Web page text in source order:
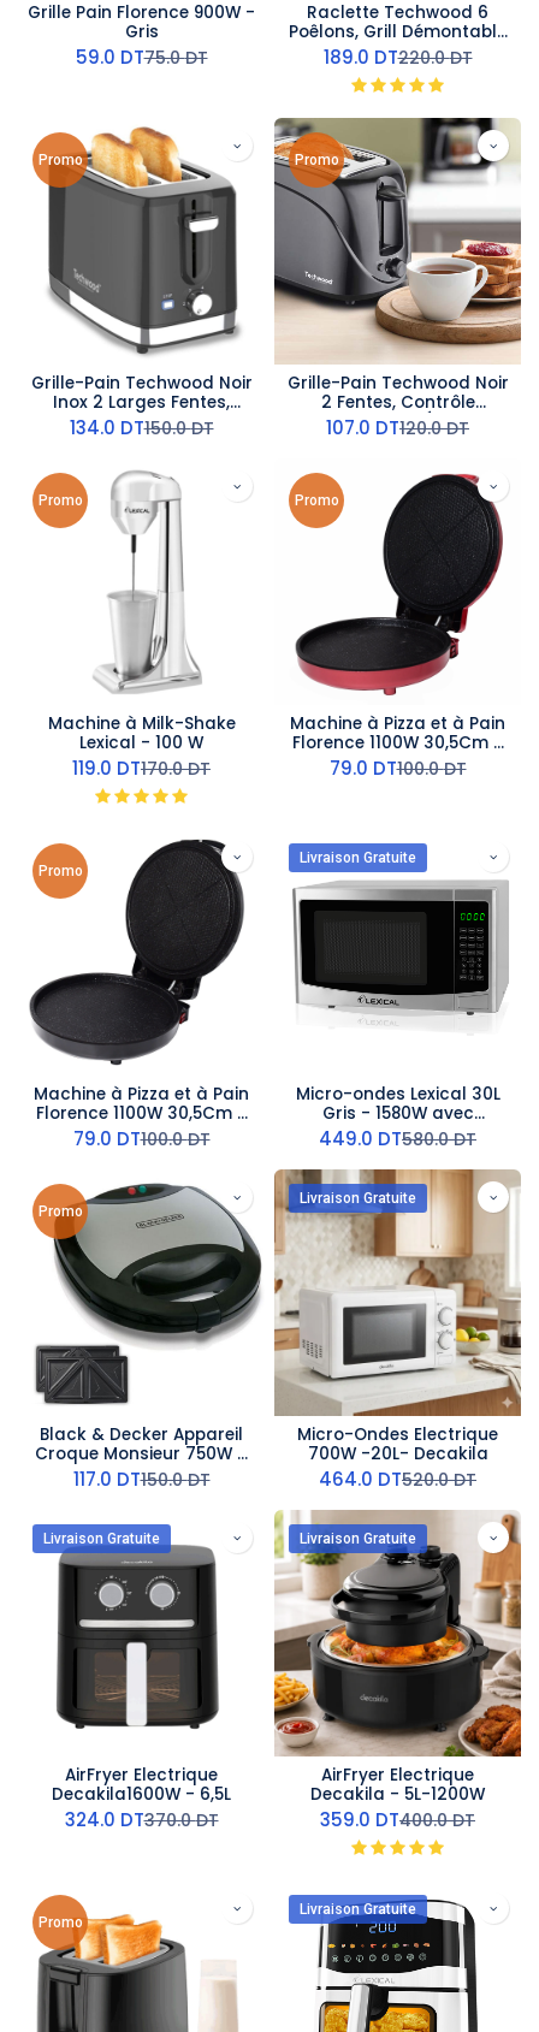
Grille Pain Florence 900W -
Gris
59.0 DT75.0DT
Raclette Techwood 6
Poêlons, Grill Démontable
& Témoin Lumineux – TRA-
64
189.0 DT220.0DT
Promo
Grille-Pain Techwood Noir
Inox 2 Larges Fentes,
Contrôle Brunissage &
Arrêt Immédiat – TGP-706
134.0 DT150.0DT
Promo
Grille-Pain Techwood Noir
2 Fentes, Contrôle
Brunissage & Éjection
Automatique – TGP-246
107.0 DT120.0DT
Promo
Machine à Milk-Shake
Lexical - 100 W
119.0 DT170.0DT
Promo
Machine à Pizza et à Pain
Florence 1100W 30,5Cm -
Rouge
79.0 DT100.0DT
Promo
Machine à Pizza et à Pain
Florence 1100W 30,5Cm -
Noir
79.0 DT100.0DT
Livraison Gratuite
Micro-ondes Lexical 30L
Gris - 1580W avec
Afficheur Digital
449.0 DT580.0DT
Promo
Black & Decker Appareil
Croque Monsieur 750W –
Noir
117.0 DT150.0DT
Livraison Gratuite
Micro-Ondes Electrique
700W -20L- Decakila
464.0 DT520.0DT
Livraison Gratuite
AirFryer Electrique
Decakila1600W - 6,5L
324.0 DT370.0DT
Livraison Gratuite
AirFryer Electrique
Decakila - 5L-1200W
359.0 DT400.0DT
Promo
Livraison Gratuite